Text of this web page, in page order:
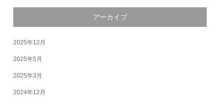
アーカイブ
2025年12月
2025年5月
2025年3月
2024年12月